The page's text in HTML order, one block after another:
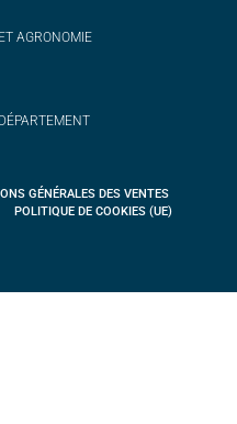
AGRONOMIE
DÉPARTEMENT
GÉNÉRALES DES VENTES
POLITIQUE DE COOKIES (UE)